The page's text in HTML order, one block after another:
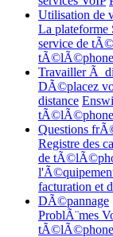
Utilisation de
La plateforme
service de
tÃ©lÃ©phone
Travailler Ã
DÃ©placez
distance
Questions
Registre des
de
facturation et
DÃ©pannage
ProblÃ¨mes
tÃ©lÃ©phone